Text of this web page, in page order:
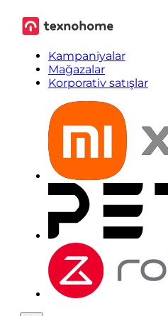
Kampaniyalar
Mağazalar
Korporativ satışlar